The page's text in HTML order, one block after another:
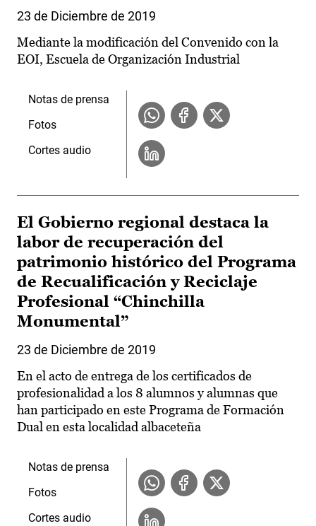
23 de Diciembre de 2019
Mediante la modificación del Convenido con la
EOI, Escuela de Organización Industrial
Notas de prensa
Fotos
Cortes audio
El Gobierno regional destaca la
labor de recuperación del
patrimonio histórico del Programa
de Recualificación y Reciclaje
Profesional “Chinchilla
Monumental”
23 de Diciembre de 2019
En el acto de entrega de los certificados de
profesionalidad a los 8 alumnos y alumnas que
han participado en este Programa de Formación
Dual en esta localidad albaceteña
Notas de prensa
Fotos
Cortes audio